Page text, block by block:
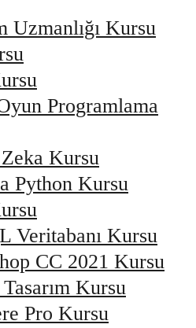
Uzmanlığı Kursu
Programlama
Kursu
Python Kursu
Veritabanı Kursu
CC 2021 Kursu
Kursu
Pro Kursu